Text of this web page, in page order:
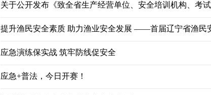
公 示
关于公布辽宁省农业农村厅所属事业单位...
辽宁省农业农村厅所属事业单位2026年面...
关于公开发布《致全省生产经营单位、安全培训机构、考
提升渔民安全素质 助力渔业安全发展 ——首届辽宁省渔民
应急演练保实战 筑牢防线促安全
应急+普法，今日开赛！